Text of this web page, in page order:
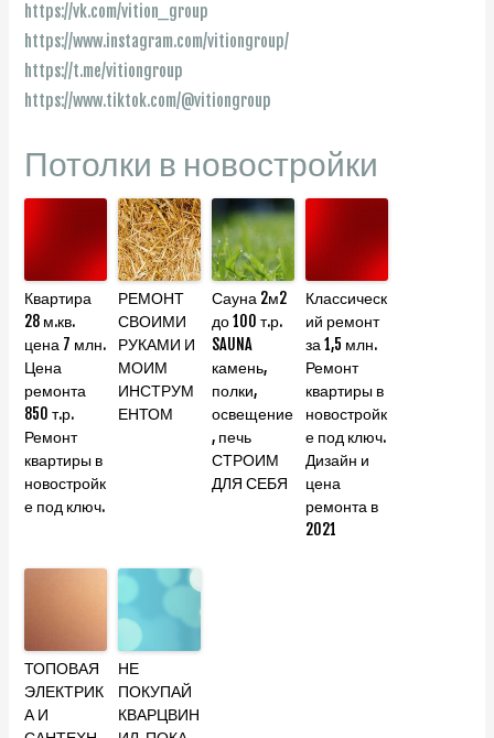
https://vk.com/vition_group
https://www.instagram.com/vitiongroup/
https://t.me/vitiongroup
https://www.tiktok.com/@vitiongroup
Потолки в новостройки
Квартира
28 м.кв.
цена 7 млн.
Цена
ремонта
850 т.р.
Ремонт
квартиры в
новостройк
е под ключ.
РЕМОНТ
СВОИМИ
РУКАМИ И
МОИМ
ИНСТРУМ
ЕНТОМ
Сауна 2м2
до 100 т.р.
SAUNA
камень,
полки,
освещение
, печь
СТРОИМ
ДЛЯ СЕБЯ
Классическ
ий ремонт
за 1,5 млн.
Ремонт
квартиры в
новостройк
е под ключ.
Дизайн и
цена
ремонта в
2021
ТОПОВАЯ
ЭЛЕКТРИК
А И
НЕ
ПОКУПАЙ
КВАРЦВИН